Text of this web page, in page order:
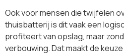
Ook voor mensen die twijfelen
thuisbatterij is dit vaak een
profiteert van opslag, maar
verbouwing. Dat maakt de